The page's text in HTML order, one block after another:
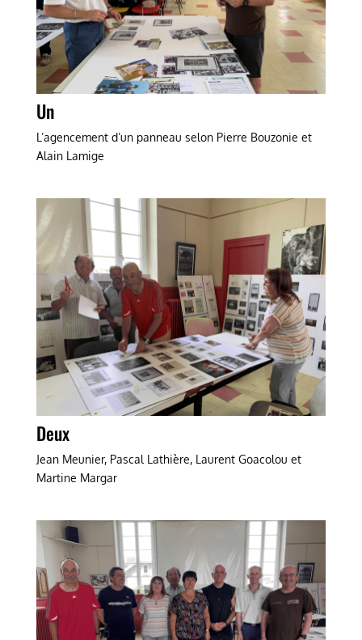
Un
L’agencement d’un panneau selon Pierre Bouzonie et
Alain Lamige
Deux
Jean Meunier, Pascal Lathière, Laurent Goacolou et
Martine Margar